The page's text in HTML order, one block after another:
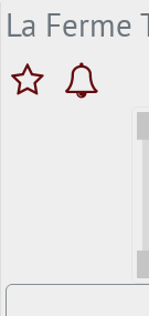
La Ferme